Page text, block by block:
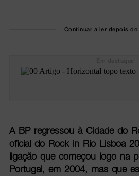
Continuar a ler depois do
A BP regressou à Cidade do
oficial do Rock in Rio Lisboa
ligação que começou logo na
Portugal, em 2004, mas que